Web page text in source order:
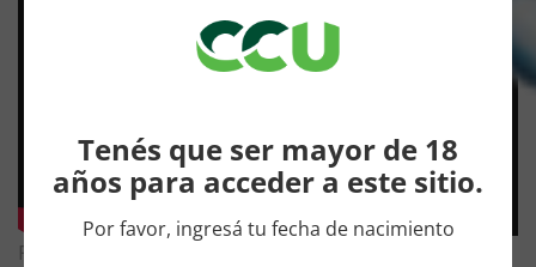
Tenés que ser mayor de 18
años para acceder a este sitio.
Por favor, ingresá tu fecha de nacimiento
Fiel a sus convicciones, Sidra 1888 continúa con su